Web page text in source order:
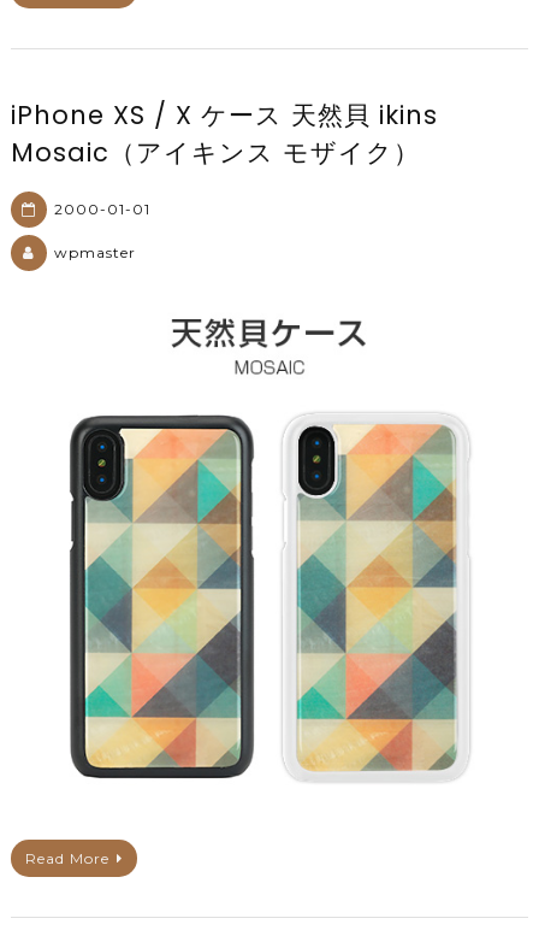
iPhone XS / X ケース 天然貝 ikins
Mosaic（アイキンス モザイク）
2000-01-01
wpmaster
Read More